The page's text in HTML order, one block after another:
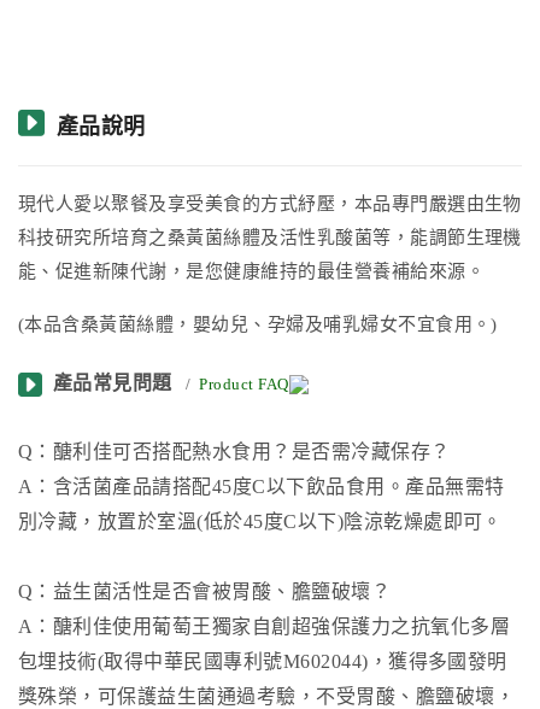
產品說明
現代人愛以聚餐及享受美食的方式紓壓，本品專門嚴選由生物
科技研究所培育之桑黃菌絲體及活性乳酸菌等，能調節生理機
能、促進新陳代謝，是您健康維持的最佳營養補給來源。
(本品含桑黃菌絲體，嬰幼兒、孕婦及哺乳婦女不宜食用。)
產品常見問題 / Product FAQ
Q：醣利佳可否搭配熱水食用？是否需冷藏保存？
A：含活菌產品請搭配45度C以下飲品食用。產品無需特
別冷藏，放置於室溫(低於45度C以下)陰涼乾燥處即可。
Q：益生菌活性是否會被胃酸、膽鹽破壞？
A：醣利佳使用葡萄王獨家自創超強保護力之抗氧化多層
包埋技術(取得中華民國專利號M602044)，獲得多國發明
獎殊榮，可保護益生菌通過考驗，不受胃酸、膽鹽破壞，